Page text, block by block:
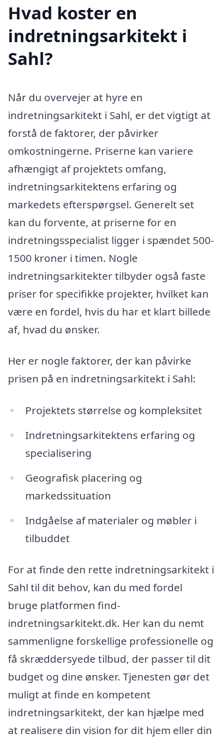
Hvad koster en
indretningsarkitekt i
Sahl?
Når du overvejer at hyre en
indretningsarkitekt i Sahl, er det vigtigt at
forstå de faktorer, der påvirker
omkostningerne. Priserne kan variere
afhængigt af projektets omfang,
indretningsarkitektens erfaring og
markedets efterspørgsel. Generelt set
kan du forvente, at priserne for en
indretningsspecialist ligger i spændet 500-
1500 kroner i timen. Nogle
indretningsarkitekter tilbyder også faste
priser for specifikke projekter, hvilket kan
være en fordel, hvis du har et klart billede
af, hvad du ønsker.
Her er nogle faktorer, der kan påvirke
prisen på en indretningsarkitekt i Sahl:
Projektets størrelse og kompleksitet
Indretningsarkitektens erfaring og
specialisering
Geografisk placering og
markedssituation
Indgåelse af materialer og møbler i
tilbuddet
For at finde den rette indretningsarkitekt i
Sahl til dit behov, kan du med fordel
bruge platformen find-
indretningsarkitekt.dk. Her kan du nemt
sammenligne forskellige professionelle og
få skræddersyede tilbud, der passer til dit
budget og dine ønsker. Tjenesten gør det
muligt at finde en kompetent
indretningsarkitekt, der kan hjælpe med
at realisere din vision for dit hjem eller din